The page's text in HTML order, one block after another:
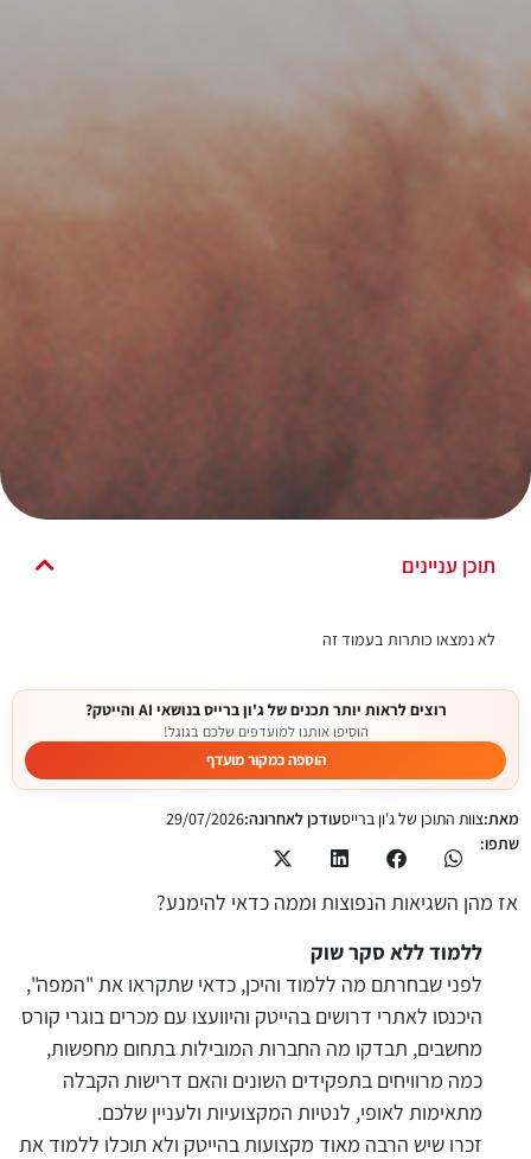
תוכן עניינים
לא נמצאו כותרות בעמוד זה
רוצים לראות יותר תכנים של ג'ון ברייס בנושאי AI והייטק?
הוסיפו אותנו למועדפים שלכם בגוגל!
הוספה כמקור מועדף
מאת:צוות התוכן של ג'ון ברייסעודכן לאחרונה:29/07/2026
שתפו:
אז מהן השגיאות הנפוצות וממה כדאי להימנע?
ללמוד ללא סקר שוק
לפני שבחרתם מה ללמוד והיכן, כדאי שתקראו את "המפה",
היכנסו לאתרי דרושים בהייטק והיוועצו עם מכרים בוגרי קורס
מחשבים, תבדקו מה החברות המובילות בתחום מחפשות,
כמה מרוויחים בתפקידים השונים והאם דרישות הקבלה
מתאימות לאופי, לנטיות המקצועיות ולעניין שלכם.
זכרו שיש הרבה מאוד מקצועות בהייטק ולא תוכלו ללמוד את